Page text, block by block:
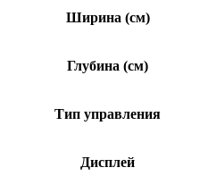
Ширина (см)
Глубина (см)
Тип управления
Дисплей